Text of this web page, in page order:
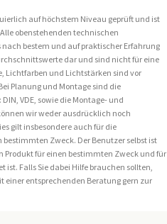
auf höchstem Niveau geprüft und ist
obenstehenden technischen
bestem und auf praktischer Erfahrung
dar und sind nicht für eine
Lichtfarben und Lichtstärken sind vor
Planung und Montage sind die
VDE, sowie die Montage- und
wir weder ausdrücklich noch
gilt insbesondere auch für die
Zweck. Der Benutzer selbst ist
Produkt für einen bestimmten Zweck und für
Falls Sie dabei Hilfe brauchen sollten,
einer entsprechenden Beratung gern zur